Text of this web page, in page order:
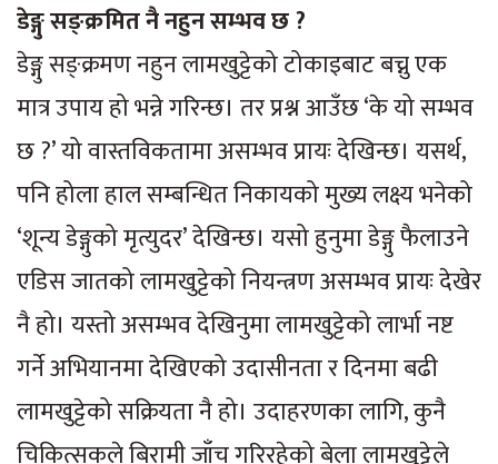
डेङ्गु सङ्क्रमित नै नहुन सम्भव छ ?
डेङ्गु सङ्क्रमण नहुन लामखुट्टेको टोकाइबाट बच्नु एक
मात्र उपाय हो भन्ने गरिन्छ। तर प्रश्न आउँछ ‘के यो सम्भव
छ ?’ यो वास्तविकतामा असम्भव प्रायः देखिन्छ। यसर्थ,
पनि होला हाल सम्बन्धित निकायको मुख्य लक्ष्य भनेको
‘शून्य डेङ्गुको मृत्युदर’ देखिन्छ। यसो हुनुमा डेङ्गु फैलाउने
एडिस जातको लामखुट्टेको नियन्त्रण असम्भव प्रायः देखेर
नै हो। यस्तो असम्भव देखिनुमा लामखुट्टेको लार्भा नष्ट
गर्ने अभियानमा देखिएको उदासीनता र दिनमा बढी
लामखुट्टेको सक्रियता नै हो। उदाहरणका लागि, कुनै